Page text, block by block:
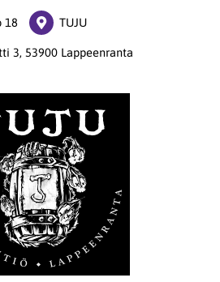
18 TUJU
3, 53900 Lappeenranta